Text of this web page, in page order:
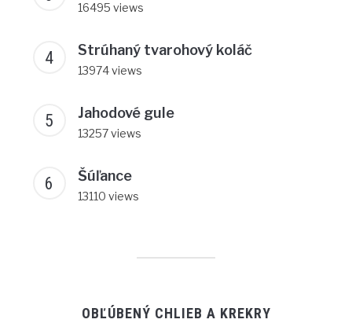
16495 views
Strúhaný tvarohový koláč
13974 views
Jahodové gule
13257 views
Šúľance
13110 views
OBĽÚBENÝ CHLIEB A KREKRY